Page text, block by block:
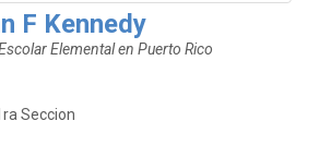
F Kennedy
Elemental en Puerto Rico
Seccion